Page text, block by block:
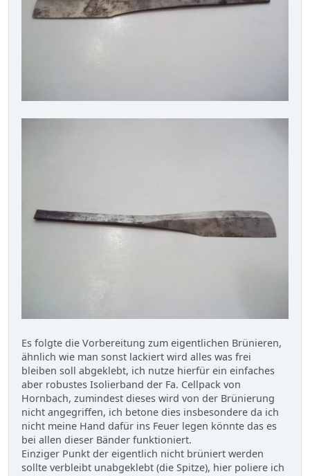
Es folgte die Vorbereitung zum eigentlichen Brünieren,
ähnlich wie man sonst lackiert wird alles was frei
bleiben soll abgeklebt, ich nutze hierfür ein einfaches
aber robustes Isolierband der Fa. Cellpack von
Hornbach, zumindest dieses wird von der Brünierung
nicht angegriffen, ich betone dies insbesondere da ich
nicht meine Hand dafür ins Feuer legen könnte das es
bei allen dieser Bänder funktioniert.
Einziger Punkt der eigentlich nicht brüniert werden
sollte verbleibt unabgeklebt (die Spitze), hier poliere ich